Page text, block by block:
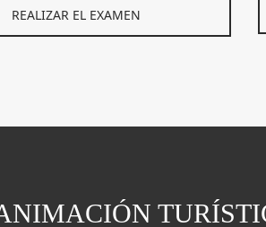
REALIZAR EL EXAMEN